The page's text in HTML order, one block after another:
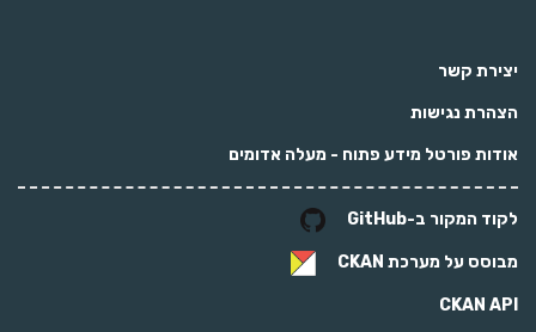
יצירת קשר
הצהרת נגישות
אודות פורטל מידע פתוח - מעלה אדומים
לקוד המקור ב-GitHub
מבוסס על מערכת CKAN
CKAN API